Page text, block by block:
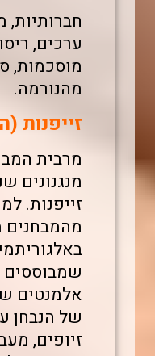
חברותיות,
ערכים,
מוסכמות,
מהנורמה.
זייפנות
מרבית
מנגנונים
זייפנות.
אלמנטים
של הנבחן
זיופים,